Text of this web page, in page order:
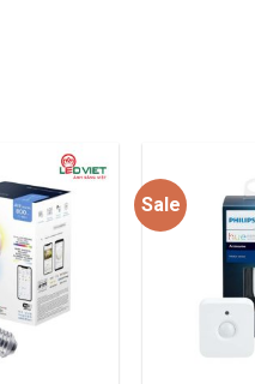
Add to
wishlist
Sale